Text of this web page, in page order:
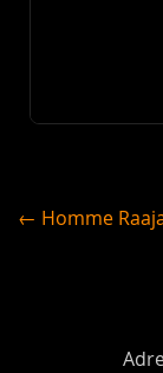
← Homme